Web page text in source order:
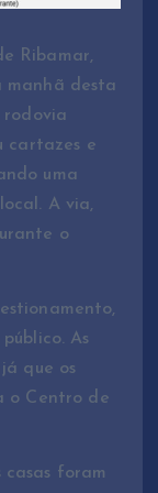
Ribamar,
desta
cartazes e
uma
A via,
o
As
que os
o Centro de
foram